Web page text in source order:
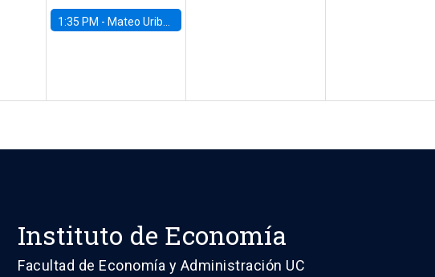
1:35 PM - Mateo Uribe-Castro, Universidad de los Andes (Colombia)
Instituto de Economía
Facultad de Economía y Administración UC